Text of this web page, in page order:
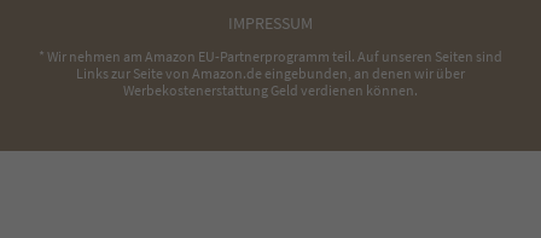
IMPRESSUM
* Wir nehmen am Amazon EU-Partnerprogramm teil. Auf unseren Seiten sind
Links zur Seite von Amazon.de eingebunden, an denen wir über
Werbekostenerstattung Geld verdienen können.